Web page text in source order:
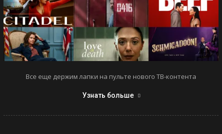
Все еще держим лапки на пульте нового ТВ-контента
Узнать больше